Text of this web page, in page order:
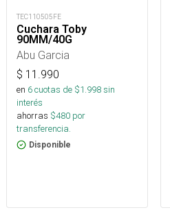
TEC110505FE
Cuchara Toby
90MM/40G
Abu Garcia
$ 11.990
en 6cuotas de $1.998sin
interés
ahorras $480 por
transferencia.
Disponible